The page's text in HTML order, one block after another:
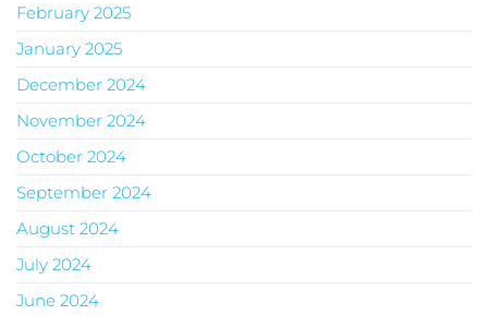
February 2025
January 2025
December 2024
November 2024
October 2024
September 2024
August 2024
July 2024
June 2024